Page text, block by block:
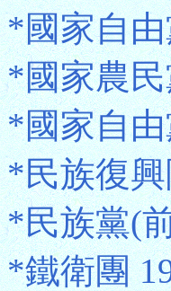
*國家自由
*國家農民
*國家自由
*民族復興
*民族黨(
*鐵衛團